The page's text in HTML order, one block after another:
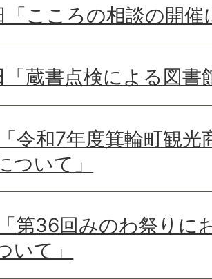
「こころの相談の開催
「蔵書点検による図書
令和7年度箕輪町観光
ついて」
第36回みのわ祭りに
いて」